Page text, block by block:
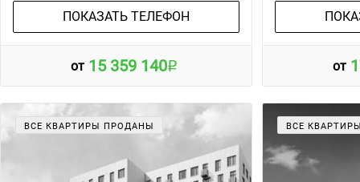
ПОКАЗАТЬ ТЕЛЕФОН
от 15 359 140 от
ВСЕ КВАРТИРЫ ПРОДАНЫ ВСЕ